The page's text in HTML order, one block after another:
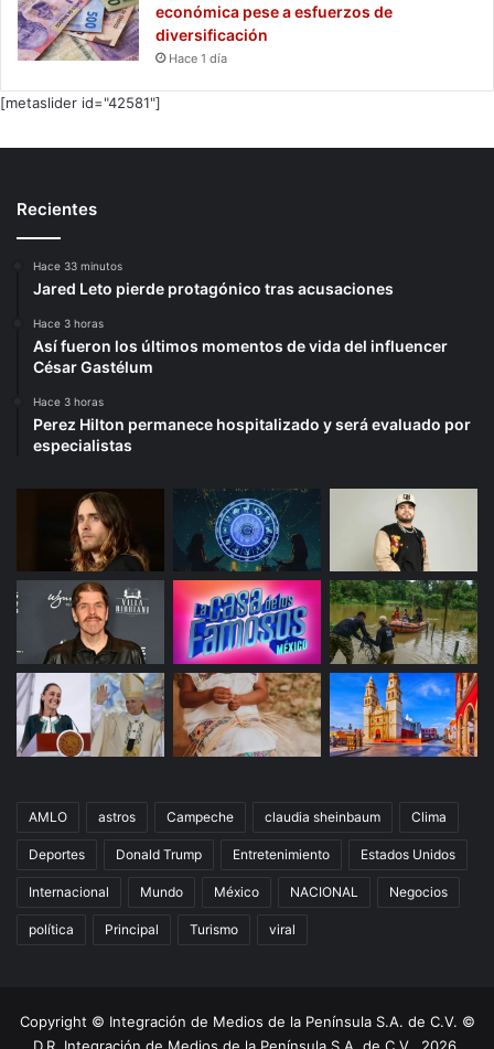
económica pese a esfuerzos de
diversificación
Hace 1 día
[metaslider id="42581"]
Recientes
Hace 33 minutos
Jared Leto pierde protagónico tras acusaciones
Hace 3 horas
Así fueron los últimos momentos de vida del influencer
César Gastélum
Hace 3 horas
Perez Hilton permanece hospitalizado y será evaluado por
especialistas
AMLO astros Campeche claudia sheinbaum Clima
Deportes Donald Trump Entretenimiento Estados Unidos
Internacional Mundo México NACIONAL Negocios
política Principal Turismo viral
Copyright © Integración de Medios de la Península S.A. de C.V. ©
D.R. Integración de Medios de la Península S.A. de C.V., 2026.